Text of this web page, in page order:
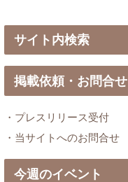
サイト内検索
掲載依頼・お問合せ
・プレスリリース受付
・当サイトへのお問合せ
今週のイベント